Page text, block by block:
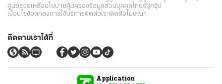
ศูนย์ช่วยเหลือนโยบายคุ้มครองข้อมูลส่วนบุคคลไทยรัฐกรุ๊ป
เงื่อนไขข้อตกลงการใช้บริการติดต่อเราติดต่อโฆษณา
ติดตามเราได้ที่
Application